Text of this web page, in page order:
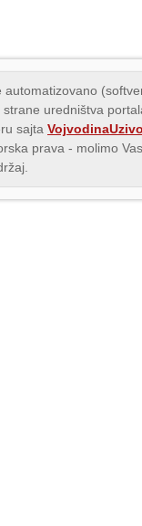
automatizovano
uredništva
sajta
prava - molimo